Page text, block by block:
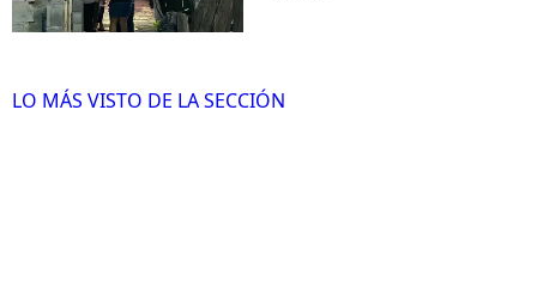
LO MÁS VISTO DE LA SECCIÓN